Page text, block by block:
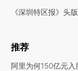
《深圳特区报》头
推荐
阿里为何150亿元